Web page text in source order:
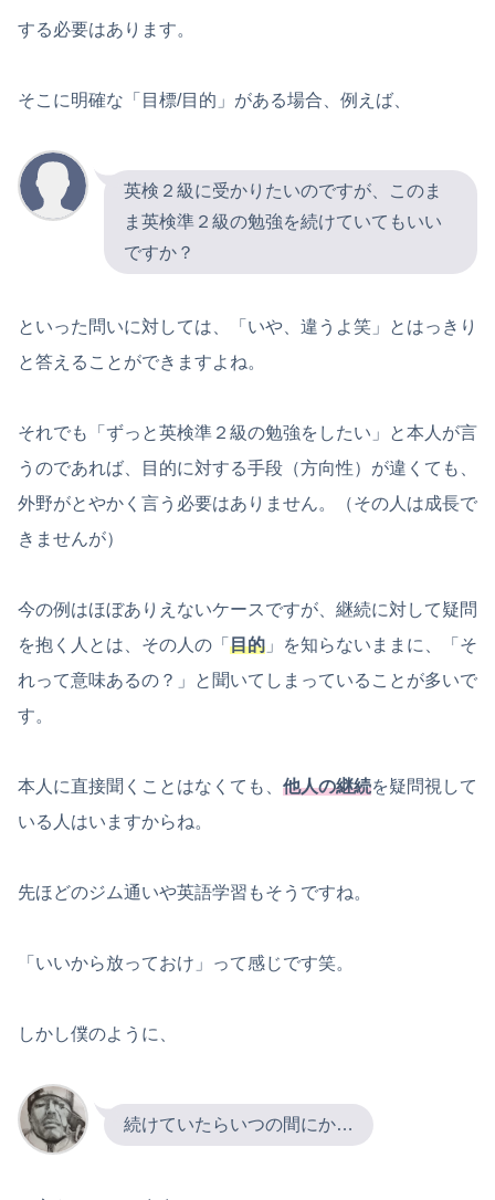
する必要はあります。
そこに明確な「目標/目的」がある場合、例えば、
英検２級に受かりたいのですが、このま
ま英検準２級の勉強を続けていてもいい
ですか？
といった問いに対しては、「いや、違うよ笑」とはっきり
と答えることができますよね。
それでも「ずっと英検準２級の勉強をしたい」と本人が言
うのであれば、目的に対する手段（方向性）が違くても、
外野がとやかく言う必要はありません。（その人は成長で
きませんが）
今の例はほぼありえないケースですが、継続に対して疑問
を抱く人とは、その人の「 目的 」を知らないままに、「そ
れって意味あるの？」と聞いてしまっていることが多いで
す。
本人に直接聞くことはなくても、 他人の継続を疑問視して
いる人はいますからね。
先ほどのジム通いや英語学習もそうですね。
「いいから放っておけ」って感じです笑。
しかし僕のように、
続けていたらいつの間にか…